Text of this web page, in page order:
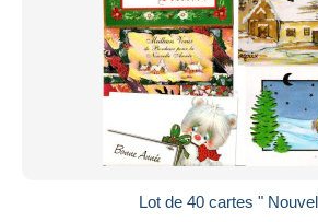
Lot de 40 cartes "